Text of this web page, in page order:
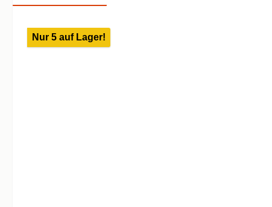
Nur 5 auf Lager!